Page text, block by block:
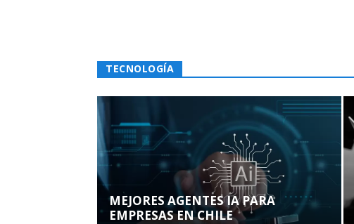
TECNOLOGÍA
MEJORES AGENTES IA PARA
EMPRESAS EN CHILE